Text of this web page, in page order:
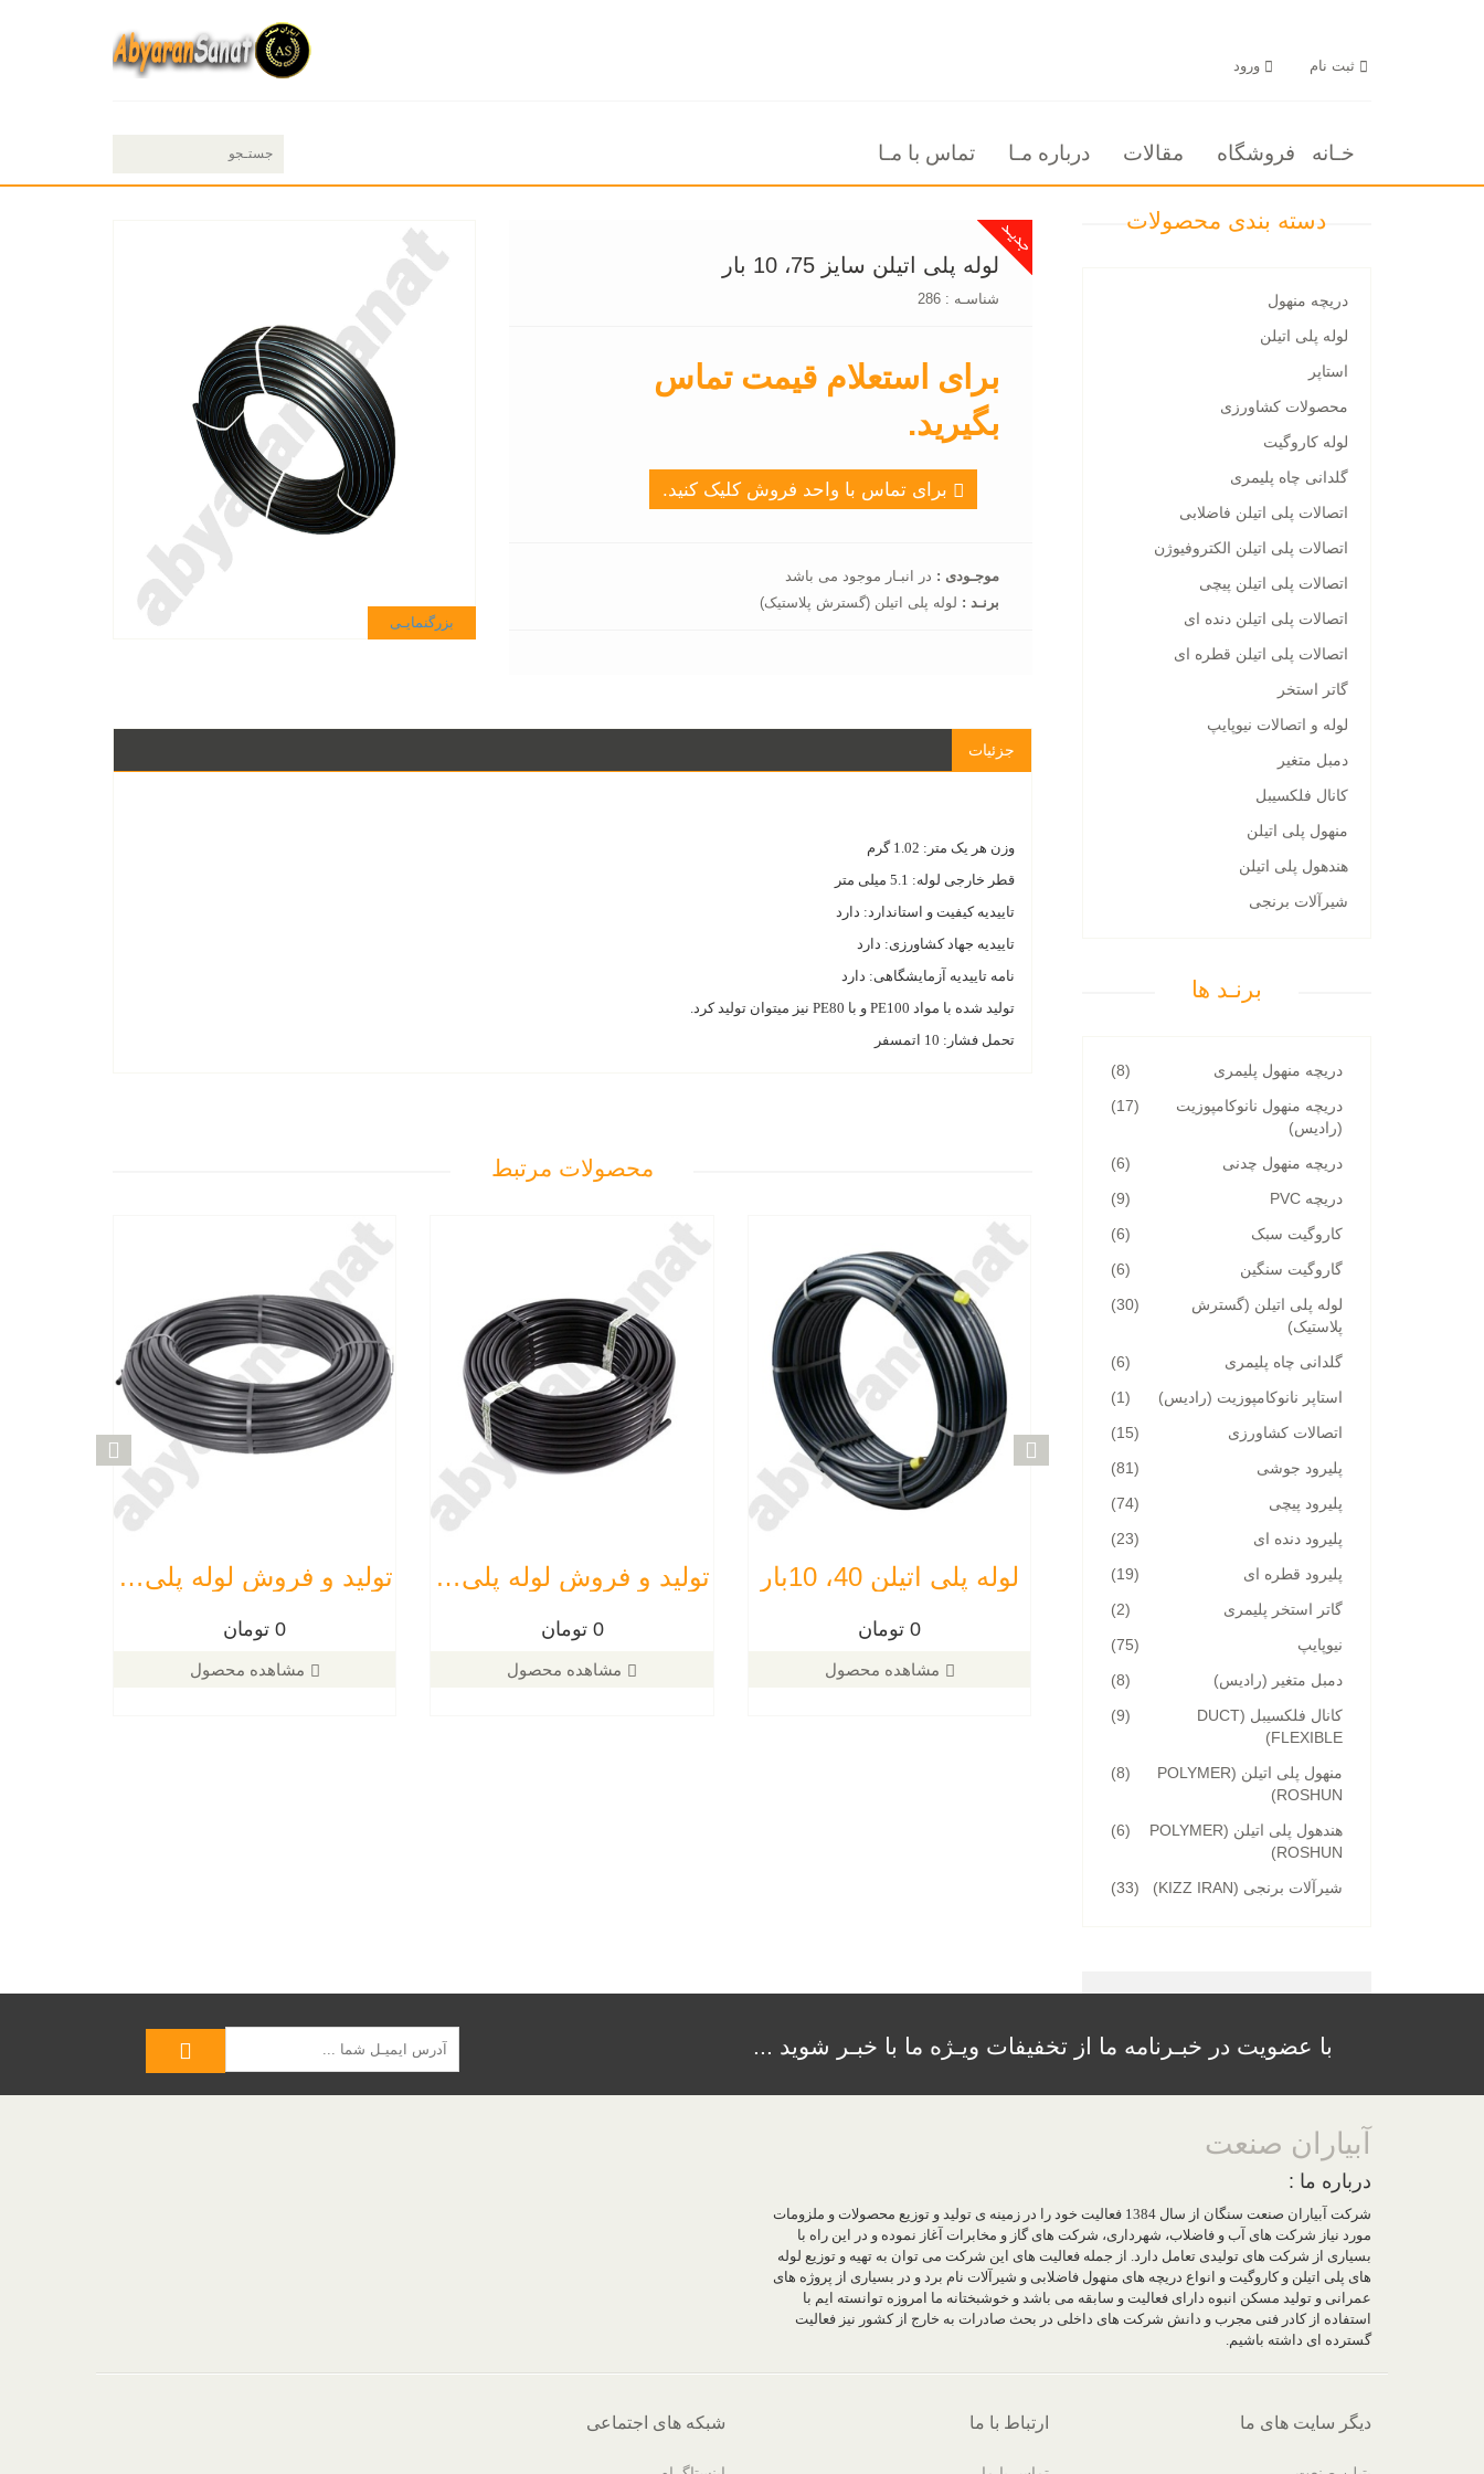
ثبت نام ورود
خـانه فروشگاه مقالات درباره مـا تماس با مـا
بزرگنمایـی
لوله پلی اتیلن سایز 75، 10 بار
شناسـه : 286
برای استعلام قیمت تماس
بگیرید.
برای تماس با واحد فروش کلیک کنید.
موجـودی : در انبـار موجود می باشد
برنـد : لوله پلی اتیلن (گسترش پلاستیک)
جزئیات
وزن هر یک متر: 1.02 گرم
قطر خارجی لوله: 5.1 میلی متر
تاییدیه کیفیت و استاندارد: دارد
تاییدیه جهاد کشاورزی: دارد
نامه تاییدیه آزمایشگاهی: دارد
تولید شده با مواد PE100 و با PE80 نیز میتوان تولید کرد.
تحمل فشار: 10 اتمسفر
محصولات مرتبط
تولید و فروش لوله پلی اتیلن 32 ( 1 اینچ) 10 بار
0 تومان
مشاهده محصول
تولید و فروش لوله پلی اتیلن سایز 16
0 تومان
مشاهده محصول
لوله پلی اتیلن 40، 10بار
0 تومان
مشاهده محصول
دسته بندی محصولات
دریچه منهول
لوله پلی اتیلن
استاپر
محصولات کشاورزی
لوله کاروگیت
گلدانی چاه پلیمری
اتصالات پلی اتیلن فاضلابی
اتصالات پلی اتیلن الکتروفیوژن
اتصالات پلی اتیلن پیچی
اتصالات پلی اتیلن دنده ای
اتصالات پلی اتیلن قطره ای
گاتر استخر
لوله و اتصالات نیوپایپ
دمبل متغیر
کانال فلکسیبل
منهول پلی اتیلن
هندهول پلی اتیلن
شیرآلات برنجی
برنـد ها
(8)
دریچه منهول پلیمری
(17)
دریچه منهول نانوکامپوزیت
(رادیس)
(6)
دریچه منهول چدنی
(9)
دریچه PVC
(6)
کاروگیت سبک
(6)
گاروگیت سنگین
(30)
لوله پلی اتیلن (گسترش
پلاستیک)
(6)
گلدانی چاه پلیمری
(1)
استاپر نانوکامپوزیت (رادیس)
(15)
اتصالات کشاورزی
(81)
پلیرود جوشی
(74)
پلیرود پیچی
(23)
پلیرود دنده ای
(19)
پلیرود قطره ای
(2)
گاتر استخر پلیمری
(75)
نیوپایپ
(8)
دمبل متغیر (رادیس)
(9)
کانال فلکسیبل (DUCT
FLEXIBLE)
(8)
منهول پلی اتیلن (POLYMER
ROSHUN)
(6)
هندهول پلی اتیلن (POLYMER
ROSHUN)
(33)
شیرآلات برنجی (KIZZ IRAN)
با عضویت در خبـرنامه ما از تخفیفات ویـژه ما با خبـر شوید ...
آبیاران صنعت
درباره ما :
شرکت آبیاران صنعت سنگان از سال 1384 فعالیت خود را در زمینه ی تولید و توزیع محصولات و ملزومات
مورد نیاز شرکت های آب و فاضلاب، شهرداری، شرکت های گاز و مخابرات آغاز نموده و در این راه با
بسیاری از شرکت های تولیدی تعامل دارد. از جمله فعالیت های این شرکت می توان به تهیه و توزیع لوله
های پلی اتیلن و کاروگیت و انواع دریچه های منهول فاضلابی و شیرآلات نام برد و در بسیاری از پروژه های
عمرانی و تولید مسکن انبوه دارای فعالیت و سابقه می باشد و خوشبختانه ما امروزه توانسته ایم با
استفاده از کادر فنی مجرب و دانش شرکت های داخلی در بحث صادرات به خارج از کشور نیز فعالیت
گسترده ای داشته باشیم.
دیگر سایت های ما ارتباط با ما شبکه های اجتماعی